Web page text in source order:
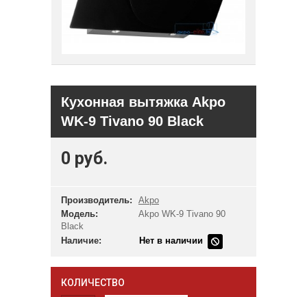
Кухонная вытяжка Akpo
WK-9 Tivano 90 Black
0 руб.
Производитель:
Akpo
Модель:
Akpo WK-9 Tivano 90
Black
Наличие:
Нет в наличии
КОЛИЧЕСТВО